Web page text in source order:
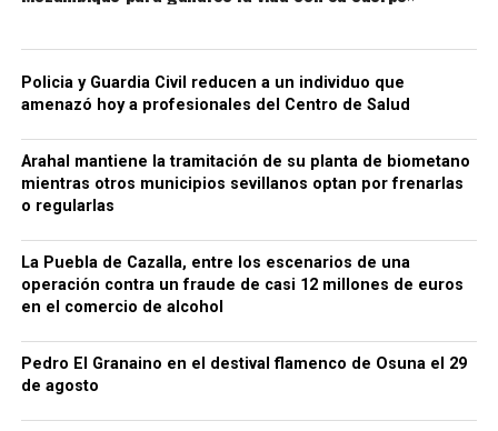
Policia y Guardia Civil reducen a un individuo que
amenazó hoy a profesionales del Centro de Salud
Arahal mantiene la tramitación de su planta de biometano
mientras otros municipios sevillanos optan por frenarlas
o regularlas
La Puebla de Cazalla, entre los escenarios de una
operación contra un fraude de casi 12 millones de euros
en el comercio de alcohol
Pedro El Granaino en el destival flamenco de Osuna el 29
de agosto